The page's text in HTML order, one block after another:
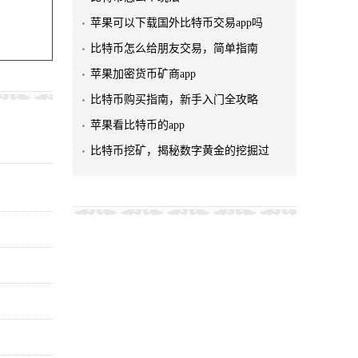
苹果可以下载国外比特币交易app吗
比特币怎么给朋友交易，简单指南
苹果加密货币矿商app
比特币购买指南，新手入门全攻略
苹果看比特币的app
比特币挖矿，揭秘数字黄金的挖掘过